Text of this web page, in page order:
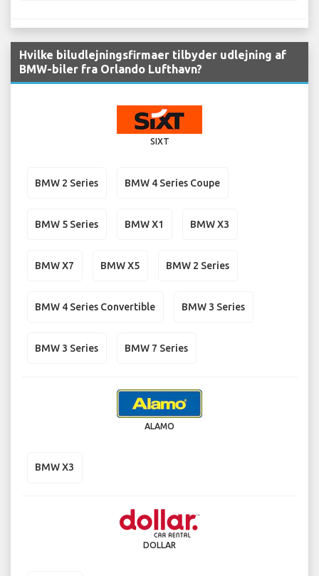
Hvilke biludlejningsfirmaer tilbyder udlejning af
BMW-biler fra Orlando Lufthavn?
SIXT
BMW 2 Series BMW 4 Series Coupe
BMW 5 Series BMW X1 BMW X3
BMW X7 BMW X5 BMW 2 Series
BMW 4 Series Convertible BMW 3 Series
BMW 3 Series BMW 7 Series
ALAMO
BMW X3
DOLLAR